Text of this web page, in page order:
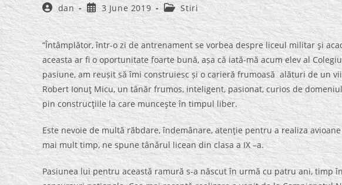
Post
author:
dan
Post
published:
3 June 2019
Post
category:
Stiri
“Întâmplător, într-o zi de antrenament se vorbea despre liceul militar şi
aceasta ar fi o oportunitate foarte bună, așa că iată-mă acum elev al
pasiune, am reușit să îmi construiesc și o carieră frumoasă alături de un
Robert Ionuţ Micu, un tânăr frumos, inteligent, pasionat, curios de
pin construcţiile la care munceşte în timpul liber.
Este nevoie de multă răbdare, îndemânare, atenţie pentru a realiza
mai mult timp, ne spune tânărul licean din clasa a IX –a.
Pasiunea lui pentru această ramură s-a născut în urmă cu patru ani, timp